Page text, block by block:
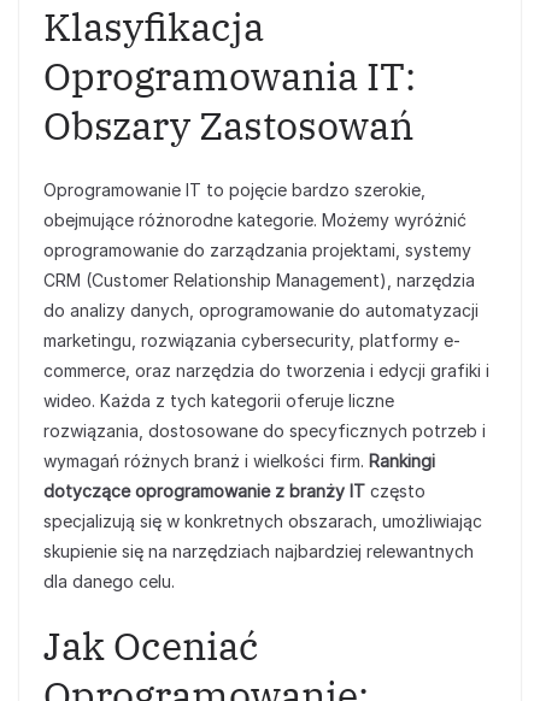
Klasyfikacja
Oprogramowania IT:
Obszary Zastosowań
Oprogramowanie IT to pojęcie bardzo szerokie,
obejmujące różnorodne kategorie. Możemy wyróżnić
oprogramowanie do zarządzania projektami, systemy
CRM (Customer Relationship Management), narzędzia
do analizy danych, oprogramowanie do automatyzacji
marketingu, rozwiązania cybersecurity, platformy e-
commerce, oraz narzędzia do tworzenia i edycji grafiki i
wideo. Każda z tych kategorii oferuje liczne
rozwiązania, dostosowane do specyficznych potrzeb i
wymagań różnych branż i wielkości firm. Rankingi
dotyczące oprogramowanie z branży IT często
specjalizują się w konkretnych obszarach, umożliwiając
skupienie się na narzędziach najbardziej relewantnych
dla danego celu.
Jak Oceniać